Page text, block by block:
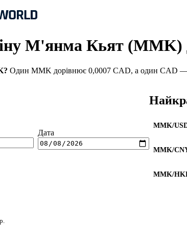
М'янма Кьят (MMK)
Один MMK дорівнює 0,0007 CAD, а один CAD —
Дата
MMK/
MMK/
MMK/